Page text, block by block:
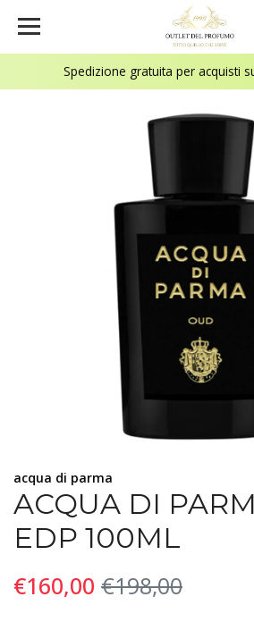
Spedizione gratuita per acquisti
acqua di parma
ACQUA DI
EDP 100ML
€160,00 €198,00